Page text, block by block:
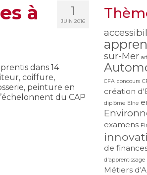
1
JUIN 2016
à
dans 14
coiffure,
peinture en
du CAP
sur-Mer
CFA concours
création
diplôme Elne
examens
de
d'apprentissage
Métiers